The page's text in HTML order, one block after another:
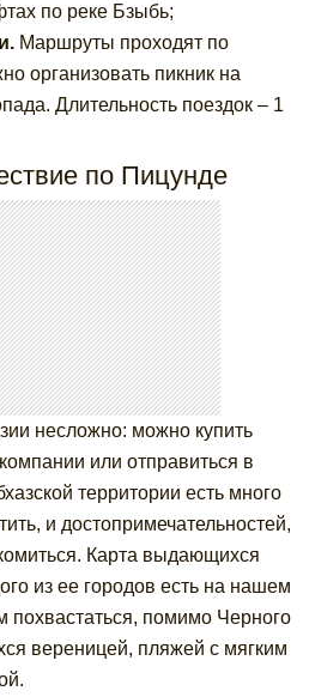
по реке Бзыбь;
Маршруты проходят по
организовать пикник на
Длительность поездок – 1
по Пицунде
несложно: можно купить
или отправиться в
территории есть много
и достопримечательностей,
Карта выдающихся
из ее городов есть на нашем
похвастаться, помимо Черного
вереницей, пляжей с мягким